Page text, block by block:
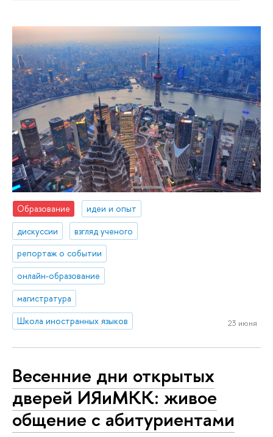
Образование
идеи и опыт
дискуссии
взгляд ученого
репортаж о событии
онлайн-образование
магистратура
Школа иностранных языков
23 июня
Весенние дни открытых
дверей ИЯиМКК: живое
общение с абитуриентами